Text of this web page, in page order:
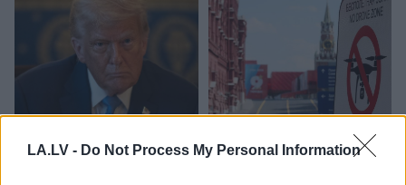
LA.LV - Do Not Process My Personal Information
Netanjahu pasaka
stingru “nē” Trampa
Ukraina trāpījusi
Krievijas biznesa sirdī?